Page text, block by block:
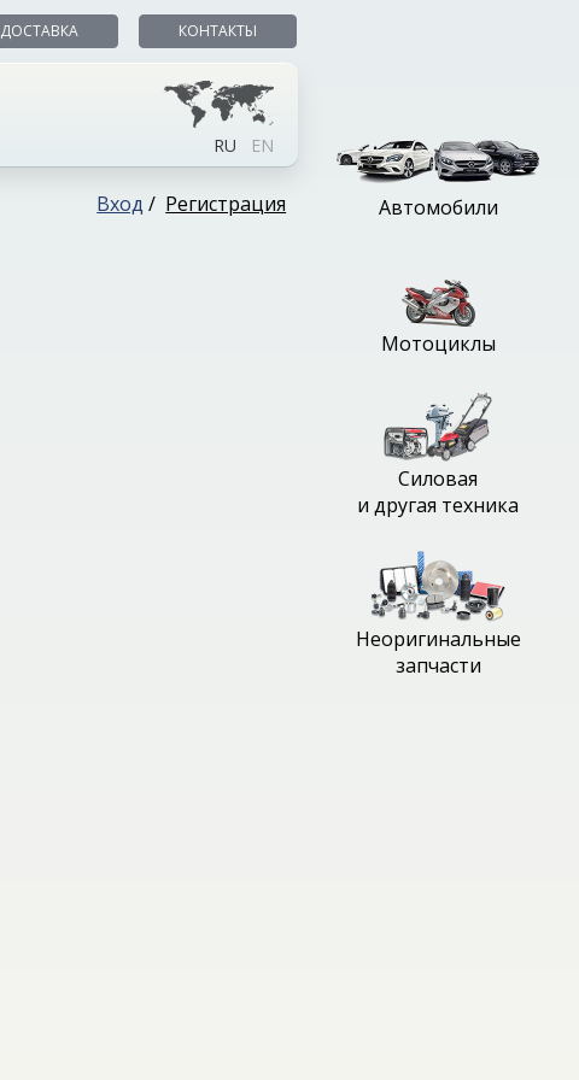
ДОСТАВКА КОНТАКТЫ
RU EN
Вход / Регистрация Автомобили
Мотоциклы
Силовая
и другая техника
Неоригинальные
запчасти